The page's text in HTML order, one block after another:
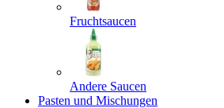
Fruchtsaucen
Andere Saucen
Pasten und Mischungen